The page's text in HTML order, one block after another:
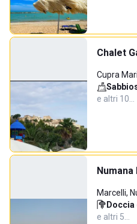
Chalet
Cupra
e altri 10…
Numana
Marcelli,
Doccia
e altri 5…